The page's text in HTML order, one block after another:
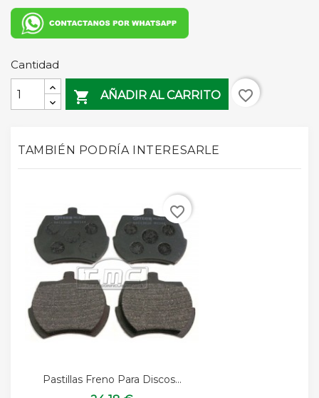
Cantidad
 AÑADIR AL CARRITO favorite_border
TAMBIÉN PODRÍA INTERESARLE
Pastillas Freno Para Discos...
favorite_border